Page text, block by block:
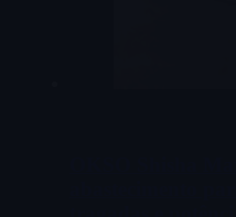
OKSO Shisha
abastecimento